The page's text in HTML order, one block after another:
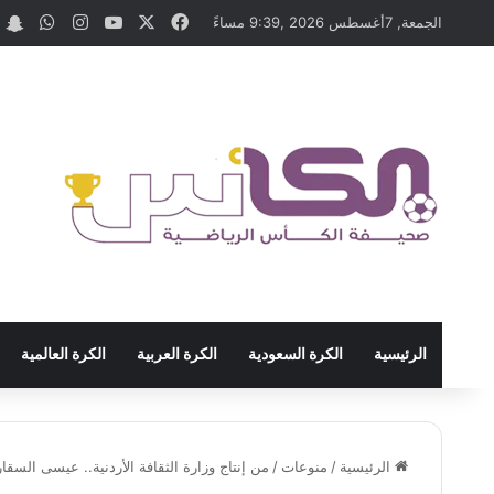
الجمعة, 7أغسطس 2026 ,9:39 مساءً فيسبوك ‫YouTubeانستقرام
الرئيسية الكرة السعودية الكرة العربية الكرة العالمية
الرئيسية / منوعات / من إنتاج وزارة الثقافة الأردنية.. عيسى